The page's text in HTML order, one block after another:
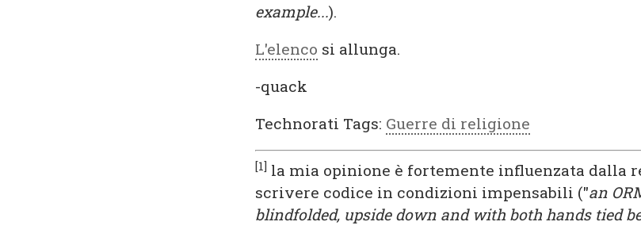
example...).
L'elenco si allunga.
-quack
Technorati Tags: Guerre di religione
[1] la mia opinione è fortemente influenzata dalla
scrivere codice in condizioni impensabili ("an
blindfolded, upside down and with both hands tied